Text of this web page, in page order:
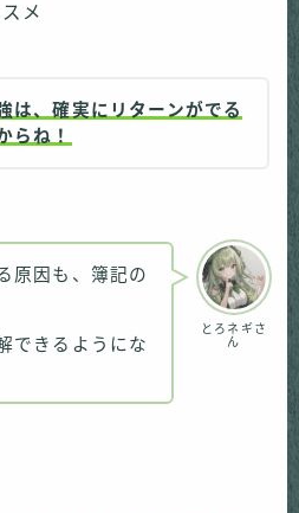
メ
は、確実にリターンがでる
らね！
とろネギさ
ん
原因も、簿記の
できるようにな